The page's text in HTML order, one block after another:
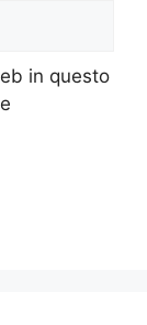
in questo